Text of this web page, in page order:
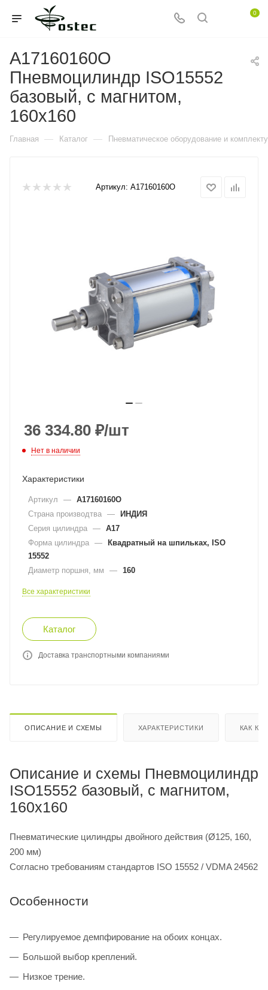
0
A17160160O
Пневмоцилиндр ISO15552
базовый, с магнитом,
160x160
Главная — Каталог — Пневматическое оборудование и
Артикул: A17160160O
36 334.80 ₽/шт
Нет в наличии
Характеристики
Артикул — A17160160O
Страна производтва — ИНДИЯ
Серия цилиндра — A17
Форма цилиндра — Квадратный на шпильках, ISO
15552
Диаметр поршня, мм
— 160
Все характеристики
Каталог
Доставка транспортными компаниями
ОПИСАНИЕ И СХЕМЫ ХАРАКТЕРИСТИКИ КАК
Описание и схемы Пневмоцилиндр
ISO15552 базовый, с магнитом,
160x160
Пневматические цилиндры двойного действия (Ø125, 160,
200 мм)
Согласно требованиям стандартов ISO 15552 / VDMA 24562
Особенности
Регулируемое демпфирование на обоих концах.
Большой выбор креплений.
Низкое трение.